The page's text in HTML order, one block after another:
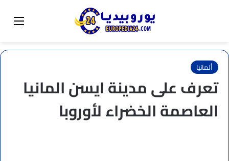
تبديل المظهر
ألمانيا
تعرف على مدينة ايسن المانيا
العاصمة الخضراء لأوروبا